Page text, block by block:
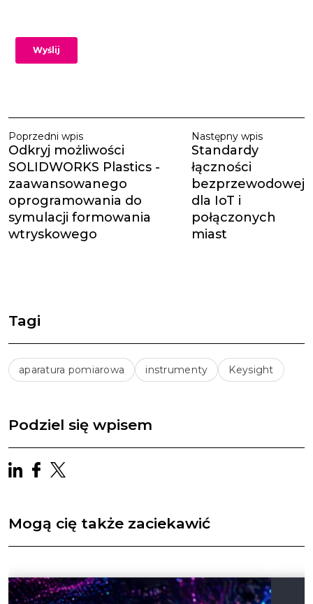
Poprzedni wpis
Odkryj możliwości
SOLIDWORKS Plastics -
zaawansowanego
oprogramowania do
symulacji formowania
wtryskowego
Następny wpis
Standardy
łączności
bezprzewodowej
dla IoT i
połączonych
miast
Tagi
aparatura pomiarowa instrumenty Keysight
Podziel się wpisem
Mogą cię także zaciekawić